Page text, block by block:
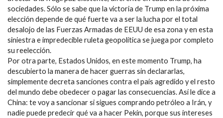
sociedades. Sólo se sabe que la victoria de Trump en la próxima
elección depende de qué fuerte va a ser la lucha por el total
desalojo de las Fuerzas Armadas de EEUU de esa zona y en esta
siniestra e impredecible ruleta geopolítica se juega por completo
su reelección.
Por otra parte, Estados Unidos, en este momento Trump, ha
descubierto la manera de hacer guerras sin declararlas,
simplemente decreta sanciones contra el país agredido y el resto
del mundo debe obedecer o pagar las consecuencias. Así le dice a
China: te voy a sancionar si sigues comprando petróleo a Irán, y
nadie puede predecir qué va a hacer Pekín, porque sus intereses